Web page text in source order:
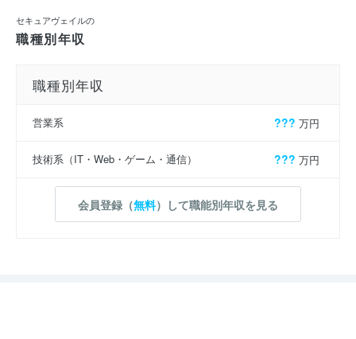
セキュアヴェイルの
職種別年収
職種別年収
営業系 ??? 万円
技術系（IT・Web・ゲーム・通信） ??? 万円
会員登録（無料）して職能別年収を見る